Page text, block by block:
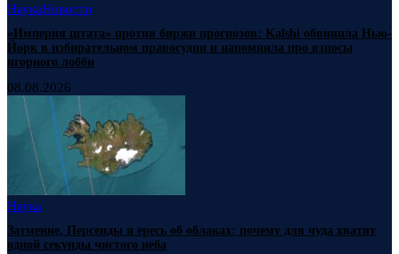
НаукаНовости
«Империя штата» против биржи прогнозов: Kalshi обвинила Нью-
Йорк в избирательном правосудии и напомнила про взносы
игорного лобби
08.08.2026
Наука
Затмение, Персеиды и ересь об облаках: почему для чуда хватит
одной секунды чистого неба